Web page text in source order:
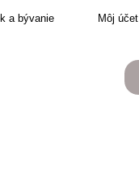
a bývanie Môj účet